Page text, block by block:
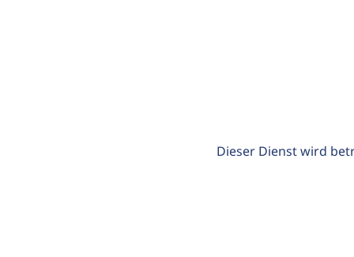
Dieser Dienst wird